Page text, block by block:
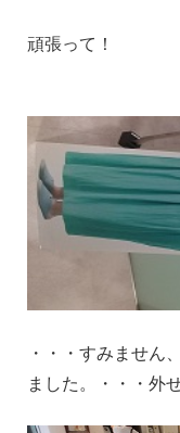
頑張って！
・・・すみません
ました。・・・外